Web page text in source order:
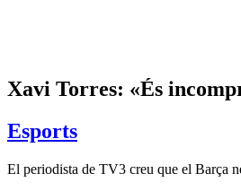
Xavi Torres: «És
Esports
El periodista de TV3 creu que el Barça